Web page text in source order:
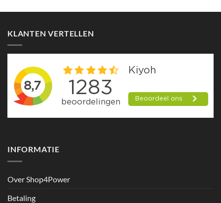
kan
op
KLANTEN VERTELLEN
INFORMATIE
Over Shop4Power
Betaling